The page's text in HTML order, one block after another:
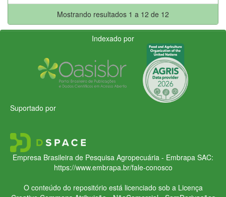
Mostrando resultados 1 a 12 de 12
Indexado por
Suportado por
Empresa Brasileira de Pesquisa Agropecuária - Embrapa SAC:
https://www.embrapa.br/fale-conosco
O conteúdo do repositório está licenciado sob a Licença